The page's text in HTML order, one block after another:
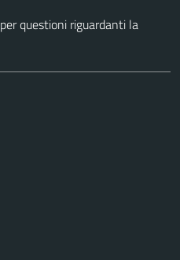
per questioni riguardanti la